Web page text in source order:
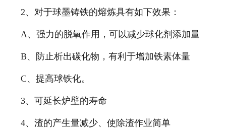
2、对于球墨铸铁的熔炼具有如下效果：
A、强力的脱氧作用，可以减少球化剂添加量
B、防止析出碳化物，有利于增加铁素体量
C、提高球铁化。
3、可延长炉壁的寿命
4、渣的产生量减少、使除渣作业简单